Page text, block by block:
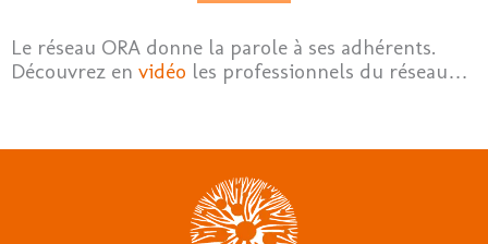
Le réseau ORA donne la parole à ses adhérents.
Découvrez en vidéo les professionnels du réseau…